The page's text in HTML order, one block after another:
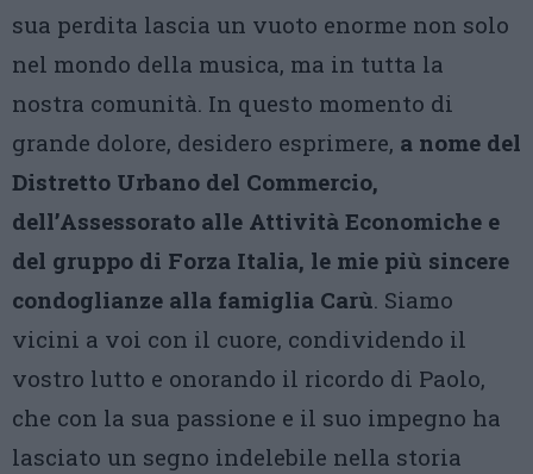
sua perdita lascia un vuoto enorme non solo
nel mondo della musica, ma in tutta la
nostra comunità. In questo momento di
grande dolore, desidero esprimere, a nome del
Distretto Urbano del Commercio,
dell’Assessorato alle Attività Economiche e
del gruppo di Forza Italia, le mie più sincere
condoglianze alla famiglia Carù. Siamo
vicini a voi con il cuore, condividendo il
vostro lutto e onorando il ricordo di Paolo,
che con la sua passione e il suo impegno ha
lasciato un segno indelebile nella storia